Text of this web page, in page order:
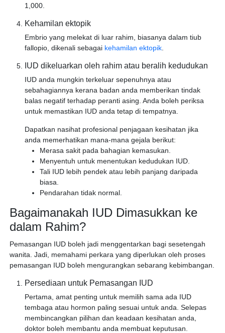
1,000.
Kehamilan ektopik
Embrio yang melekat di luar rahim, biasanya dalam tiub
fallopio, dikenali sebagai kehamilan ektopik
IUD dikeluarkan oleh rahim atau beralih kedudukan
IUD anda mungkin terkeluar sepenuhnya atau
sebahagiannya kerana badan anda memberikan tindak
balas negatif terhadap peranti asing. Anda boleh periksa
untuk memastikan IUD anda tetap di tempatnya.
Dapatkan nasihat profesional penjagaan kesihatan jika
anda memerhatikan mana-mana gejala berikut:
Merasa sakit pada bahagian kemasukan.
Menyentuh untuk menentukan kedudukan IUD.
Tali IUD lebih pendek atau lebih panjang daripada
biasa.
Pendarahan tidak normal.
Bagaimanakah IUD Dimasukkan ke
dalam Rahim?
Pemasangan IUD boleh jadi menggentarkan bagi sesetengah
wanita. Jadi, memahami perkara yang diperlukan oleh proses
pemasangan IUD boleh mengurangkan sebarang kebimbangan.
Persediaan untuk Pemasangan IUD
Pertama, amat penting untuk memilih sama ada IUD
tembaga atau hormon paling sesuai untuk anda. Selepas
membincangkan pilihan dan keadaan kesihatan anda,
doktor boleh membantu anda membuat keputusan.